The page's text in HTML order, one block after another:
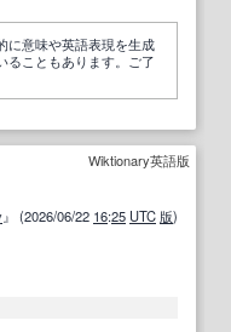
に意味や英語表現を生成
ることもあります。ご了
Wiktionary英語版
』 (2026/06/22 16:25 UTC 版)